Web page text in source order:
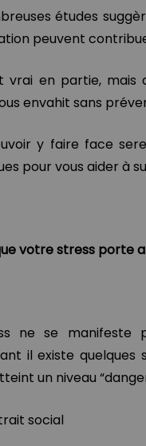
études
peuvent
vrai en partie, mais
envahit sans
y faire face
pour vous aider à
votre stress porte
ne se manifeste
il existe quelques
un niveau
social